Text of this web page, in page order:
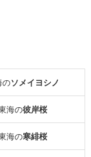
のソメイヨシノ
海の彼岸桜
海の寒緋桜